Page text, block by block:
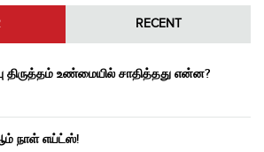
RECENT
திருத்தம் உண்மையில் சாதித்தது என்ன?
நாள் எய்ட்ஸ்!